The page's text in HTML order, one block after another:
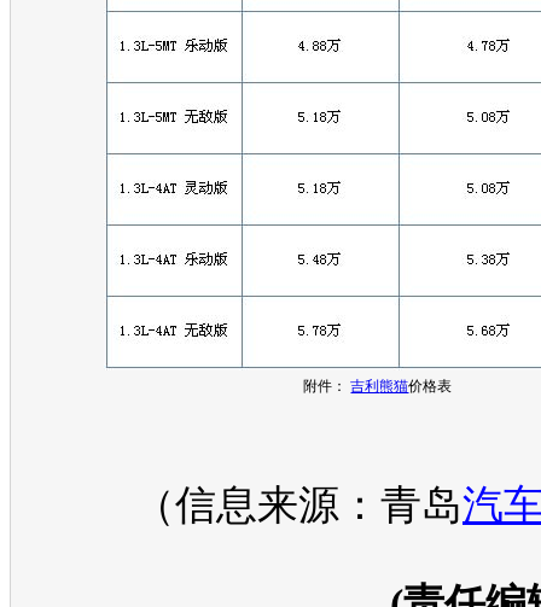
附件：吉利熊猫价格表
（信息来源：青岛汽